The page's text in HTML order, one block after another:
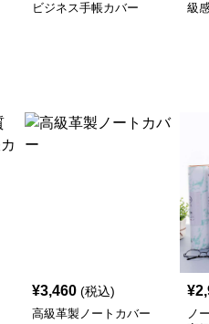
ビジネス手帳カバー
級
¥3,460 (税込)
高級革製ノートカバー
¥
ノ